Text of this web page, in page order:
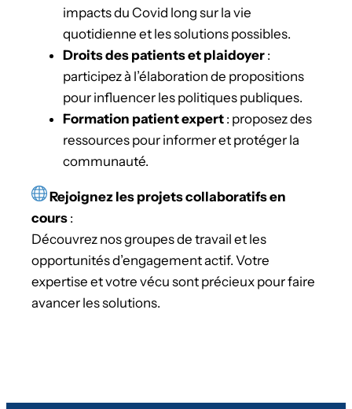
impacts du Covid long sur la vie
quotidienne et les solutions possibles.
Droits des patients et plaidoyer :
participez à l’élaboration de propositions
pour influencer les politiques publiques.
Formation patient expert : proposez des
ressources pour informer et protéger la
communauté.
Rejoignez les projets collaboratifs en
cours :
Découvrez nos groupes de travail et les
opportunités d’engagement actif. Votre
expertise et votre vécu sont précieux pour faire
avancer les solutions.